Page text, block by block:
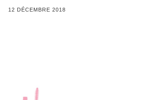
12 DÉCEMBRE 2018